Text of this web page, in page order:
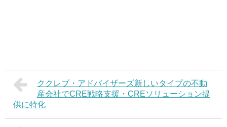
ククレブ・アドバイザーズ新しいタイプの不動
産会社でCRE戦略支援・CREソリューション提
供に特化